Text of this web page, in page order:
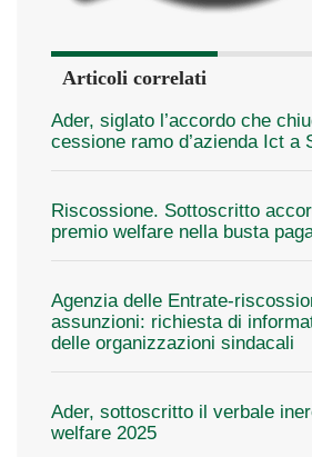
Articoli correlati
Ader, siglato l’accordo che
cessione ramo d’azienda Ict a
Riscossione. Sottoscritto
premio welfare nella busta
Agenzia delle Entrate-
assunzioni: richiesta di
delle organizzazioni sindacali
Ader, sottoscritto il verbale
welfare 2025